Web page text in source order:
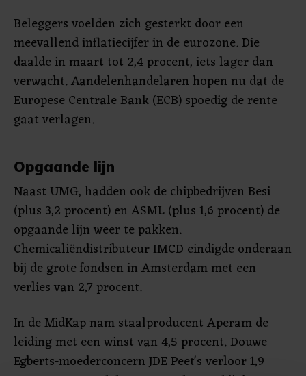
Beleggers voelden zich gesterkt door een
meevallend inflatiecijfer in de eurozone. Die
daalde in maart tot 2,4 procent, iets lager dan
verwacht. Aandelenhandelaren hopen nu dat de
Europese Centrale Bank (ECB) spoedig de rente
gaat verlagen.
Opgaande lijn
Naast UMG, hadden ook de chipbedrijven Besi
(plus 3,2 procent) en ASML (plus 1,6 procent) de
opgaande lijn weer te pakken.
Chemicaliëndistributeur IMCD eindigde onderaan
bij de grote fondsen in Amsterdam met een
verlies van 2,7 procent.
In de MidKap nam staalproducent Aperam de
leiding met een winst van 4,5 procent. Douwe
Egberts-moederconcern JDE Peet's verloor 1,9